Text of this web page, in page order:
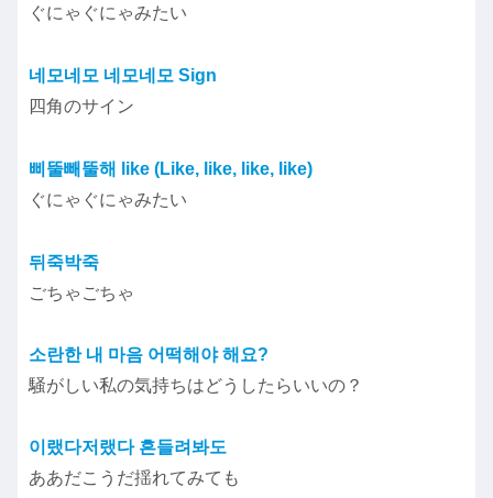
ぐにゃぐにゃみたい
네모네모 네모네모 Sign
四角のサイン
삐뚤빼뚤해 like (Like, like, like, like)
ぐにゃぐにゃみたい
뒤죽박죽
ごちゃごちゃ
소란한 내 마음 어떡해야 해요?
騒がしい私の気持ちはどうしたらいいの？
이랬다저랬다 흔들려봐도
ああだこうだ揺れてみても